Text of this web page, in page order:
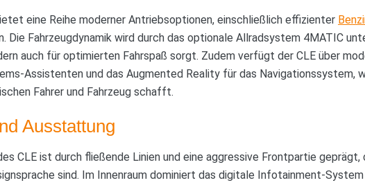
eine Reihe moderner Antriebsoptionen, einschließlich effizienter
Die Fahrzeugdynamik wird durch das optionale Allradsystem 4MATIC
auch für optimierten Fahrspaß sorgt. Zudem verfügt der CLE über
Assistenten und das Augmented Reality für das Navigationssystem,
Fahrer und Fahrzeug schafft.
Ausstattung
CLE ist durch fließende Linien und eine aggressive Frontpartie
sind. Im Innenraum dominiert das digitale Infotainment-System